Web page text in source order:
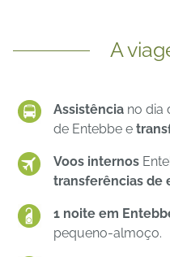
A
Assistência no dia
de Entebbe e
Voos internos
transferências de
1 noite em
pequeno-almoço.